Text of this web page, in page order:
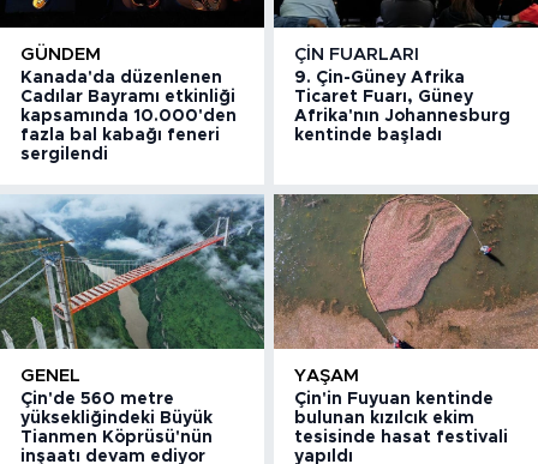
GÜNDEM
Kanada'da düzenlenen
Cadılar Bayramı etkinliği
kapsamında 10.000'den
fazla bal kabağı feneri
sergilendi
ÇIN FUARLARI
9. Çin-Güney Afrika
Ticaret Fuarı, Güney
Afrika'nın Johannesburg
kentinde başladı
GENEL
Çin'de 560 metre
yüksekliğindeki Büyük
Tianmen Köprüsü'nün
inşaatı devam ediyor
YAŞAM
Çin'in Fuyuan kentinde
bulunan kızılcık ekim
tesisinde hasat festivali
yapıldı